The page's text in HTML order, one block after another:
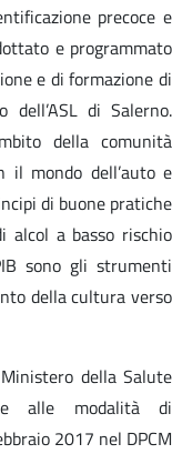
precoce e
e programmato
e di formazione di
dell’ASL di Salerno.
della comunità
il mondo dell’auto e
di buone pratiche
alcol a basso rischio
sono gli strumenti
della cultura verso
della Salute
alle modalità di
2017 nel DPCM